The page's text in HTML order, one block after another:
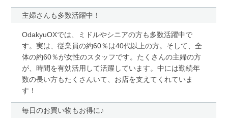
主婦さんも多数活躍中！
OdakyuOXでは、ミドルやシニアの方も多数活躍中で
す。実は、従業員の約60％は40代以上の方。そして、全
体の約60％が女性のスタッフです。たくさんの主婦の方
が、時間を有効活用して活躍しています。中には勤続年
数の長い方もたくさんいて、お店を支えてくれていま
す！
毎日のお買い物もお得に♪